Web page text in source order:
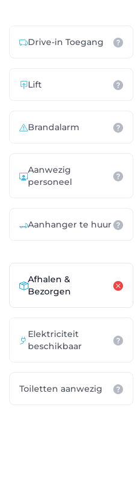
Drive-in Toegang
Lift
Brandalarm
Aanwezig
personeel
Aanhanger te huur
Afhalen &
Bezorgen
Elektriciteit
beschikbaar
Toiletten aanwezig